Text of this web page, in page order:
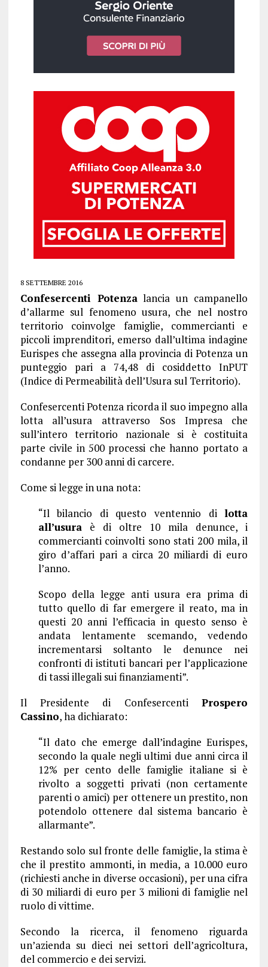
8 SETTEMBRE 2016
Confesercenti Potenzalancia un campanello
d’allarme sul fenomeno usura, che nel nostro
territorio coinvolge famiglie, commercianti e
piccoli imprenditori, emerso dall’ultima indagine
Eurispes che assegna alla provincia di Potenza un
punteggio pari a 74,48 di cosiddetto InPUT
(Indice di Permeabilità dell’Usura sul Territorio).
Confesercenti Potenza ricorda il suo impegno alla
lotta all’usura attraverso Sos Impresa che
sull’intero territorio nazionale si è costituita
parte civile in 500 processi che hanno portato a
condanne per 300 anni di carcere.
Come si legge in una nota:
“Il bilancio di questo ventennio dilotta
all’usuraè di oltre 10 mila denunce, i
commercianti coinvolti sono stati 200 mila, il
giro d’affari pari a circa 20 miliardi di euro
l’anno.
Scopo della legge anti usura era prima di
tutto quello di far emergere il reato, ma in
questi 20 anni l’efficacia in questo senso è
andata lentamente scemando, vedendo
incrementarsi soltanto le denunce nei
confronti di istituti bancari per l’applicazione
di tassi illegali sui finanziamenti”.
Il Presidente di ConfesercentiProspero
Cassino, ha dichiarato:
“Il dato che emerge dall’indagine Eurispes,
secondo la quale negli ultimi due anni circa il
12% per cento delle famiglie italiane si è
rivolto a soggetti privati (non certamente
parenti o amici) per ottenere un prestito, non
potendolo ottenere dal sistema bancario è
allarmante”.
Restando solo sul fronte delle famiglie, la stima è
che il prestito ammonti, in media, a 10.000 euro
(richiesti anche in diverse occasioni), per una cifra
di 30 miliardi di euro per 3 milioni di famiglie nel
ruolo di vittime.
Secondo la ricerca, il fenomeno riguarda
un’azienda su dieci nei settori dell’agricoltura,
del commercio e dei servizi.